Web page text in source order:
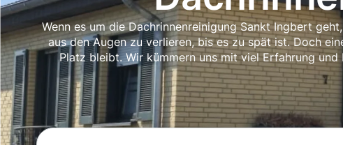
Wenn es um die Dachrinnenreinigung Sankt Ingbert
aus den Augen zu verlieren, bis es zu spät ist. Doch
Platz bleibt. Wir kümmern uns mit viel Erfahrung und